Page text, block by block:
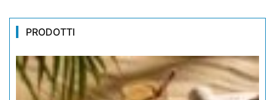
PRODOTTI